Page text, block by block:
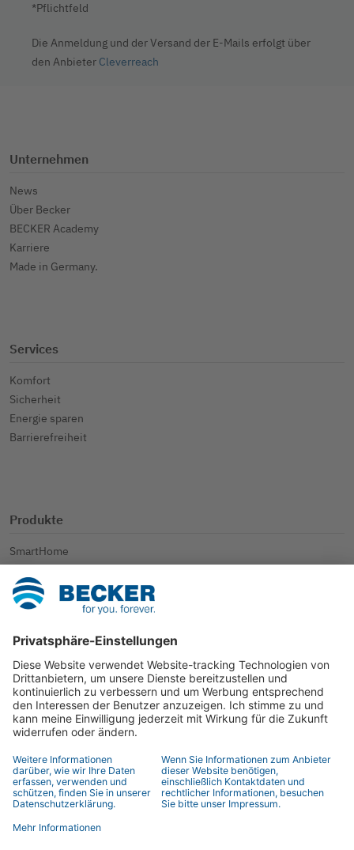
*Pflichtfeld
Die Anmeldung und der Versand der E-Mails erfolgt über
den Anbieter Cleverreach
Unternehmen
News
Über Becker
BECKER Academy
Karriere
Made in Germany.
Services
Komfort
Sicherheit
Energie sparen
Barrierefreiheit
Produkte
SmartHome
Sonnenschutz
Weitere Anwendungen
Kontakt
Ansprechpartner
Händlersuche
Kontaktformular